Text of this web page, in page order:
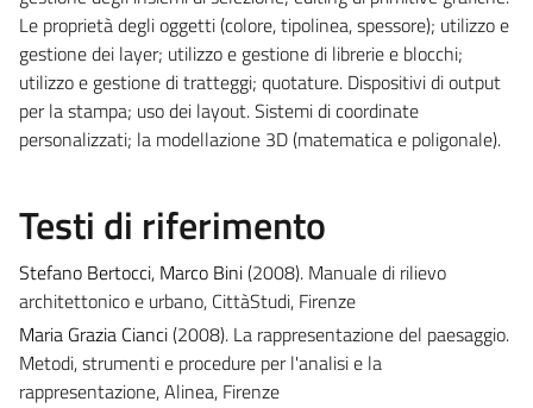
Le proprietà degli oggetti (colore, tipolinea, spessore); utilizzo e
gestione dei layer; utilizzo e gestione di librerie e blocchi;
utilizzo e gestione di tratteggi; quotature. Dispositivi di output
per la stampa; uso dei layout. Sistemi di coordinate
personalizzati; la modellazione 3D (matematica e poligonale).
Testi di riferimento
Stefano Bertocci, Marco Bini(2008). Manuale di rilievo
architettonico e urbano, CittàStudi, Firenze
Maria Grazia Cianci(2008). La rappresentazione del paesaggio.
Metodi, strumenti e procedure per l'analisi e la
rappresentazione, Alinea, Firenze